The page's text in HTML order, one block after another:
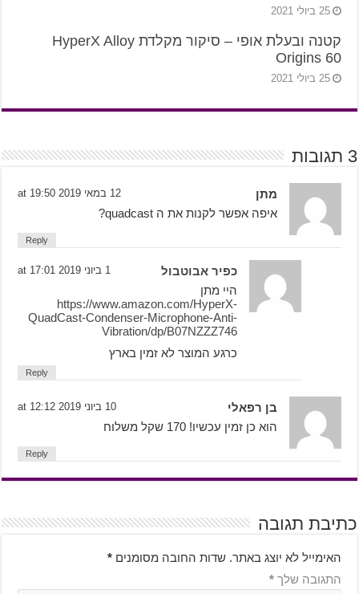
25 ביולי 2021
קטנה ובעלת אופי – סיקור מקלדת HyperX Alloy
Origins 60
25 ביולי 2021
3 תגובות
מתן 12 במאי 2019 at 19:50
איפה אפשר לקנות את ה quadcast?
Reply
כפיר אבוטבול 1 ביוני 2019 at 17:01
היי מתן
https://www.amazon.com/HyperX-
QuadCast-Condenser-Microphone-Anti-
Vibration/dp/B07NZZZ746
כרגע המוצר לא זמין בארץ
Reply
בן רפאלי 10 ביוני 2019 at 12:12
הוא כן זמין עכשיו! 170 שקל משלוח
Reply
כתיבת תגובה
האימייל לא יוצג באתר. שדות החובה מסומנים *
התגובה שלך *